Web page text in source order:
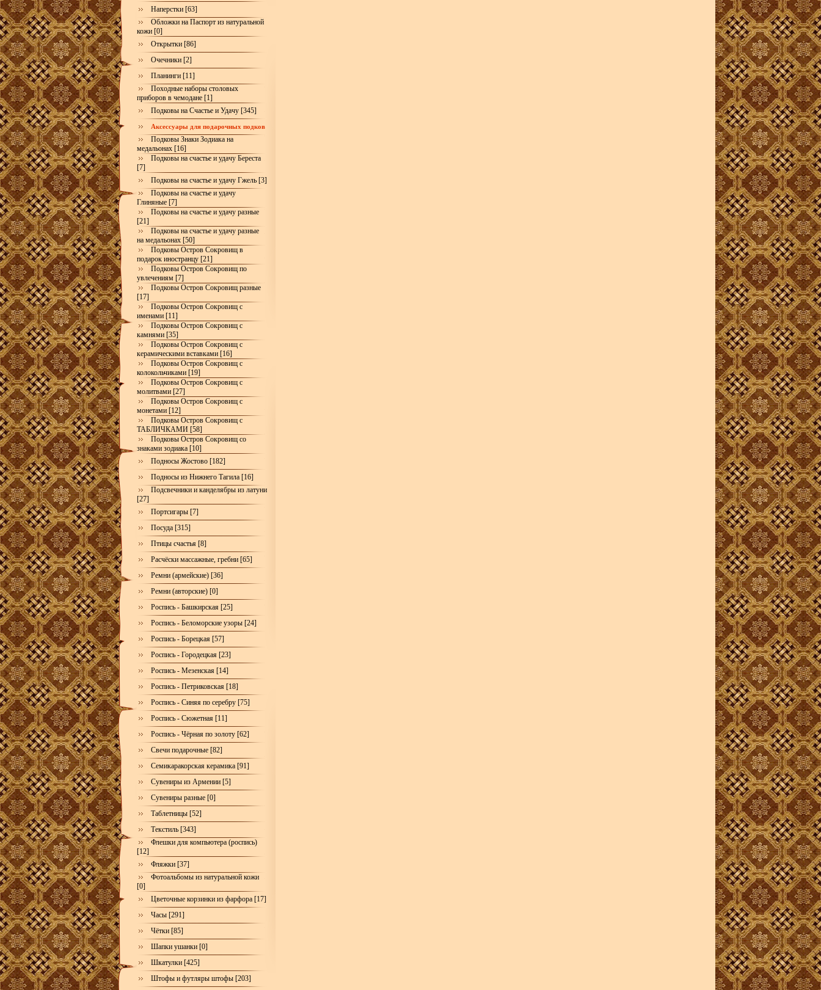
Наперстки [63]
Обложки на Паспорт из натуральной
кожи [0]
Открытки [86]
Очечники [2]
Планинги [11]
Походные наборы столовых
приборов в чемодане [1]
Подковы на Счастье и Удачу [345]
Аксессуары для подарочных подков
Подковы Знаки Зодиака на
медальонах [16]
Подковы на счастье и удачу Береста
[7]
Подковы на счастье и удачу Гжель [3]
Подковы на счастье и удачу
Глиняные [7]
Подковы на счастье и удачу разные
[21]
Подковы на счастье и удачу разные
на медальонах [50]
Подковы Остров Сокровищ в
подарок иностранцу [21]
Подковы Остров Сокровищ по
увлечениям [7]
Подковы Остров Сокровищ разные
[17]
Подковы Остров Сокровищ с
именами [11]
Подковы Остров Сокровищ с
камнями [35]
Подковы Остров Сокровищ с
керамическими вставками [16]
Подковы Остров Сокровищ с
колокольчиками [19]
Подковы Остров Сокровищ с
молитвами [27]
Подковы Остров Сокровищ с
монетами [12]
Подковы Остров Сокровищ с
ТАБЛИЧКАМИ [58]
Подковы Остров Сокровищ со
знаками зодиака [10]
Подносы Жостово [182]
Подносы из Нижнего Тагила [16]
Подсвечники и канделябры из латуни
[27]
Портсигары [7]
Посуда [315]
Птицы счастья [8]
Расчёски массажные, гребни [65]
Ремни (армейские) [36]
Ремни (авторские) [0]
Роспись - Башкирская [25]
Роспись - Беломорские узоры [24]
Роспись - Борецкая [57]
Роспись - Городецкая [23]
Роспись - Мезенская [14]
Роспись - Петриковская [18]
Роспись - Синяя по серебру [75]
Роспись - Сюжетная [11]
Роспись - Чёрная по золоту [62]
Свечи подарочные [82]
Семикаракорская керамика [91]
Сувениры из Армении [5]
Сувениры разные [0]
Таблетницы [52]
Текстиль [343]
Флешки для компьютера (роспись)
[12]
Фляжки [37]
Фотоальбомы из натуральной кожи
[0]
Цветочные корзинки из фарфора [17]
Часы [291]
Чётки [85]
Шапки ушанки [0]
Шкатулки [425]
Штофы и футляры штофы [203]